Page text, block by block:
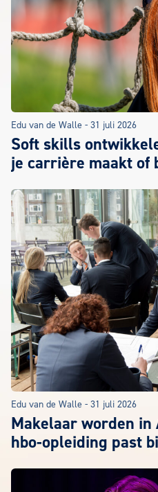
Edu van de Walle - 31 juli 2026
Soft skills
je carrière maakt of
Edu van de Walle - 31 juli 2026
Makelaar worden
hbo-opleiding past